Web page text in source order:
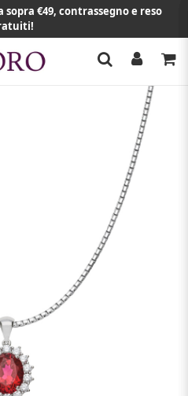
€49, contrassegno e reso